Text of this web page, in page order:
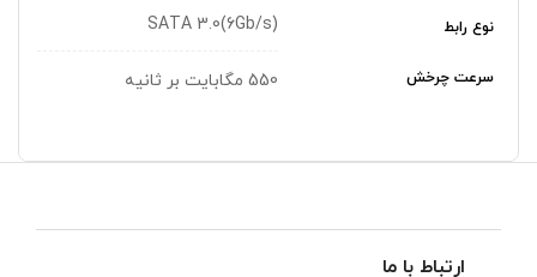
نوع رابط SATA 3.0(6Gb/s)
سرعت چرخش 550 مگابایت بر ثانیه
ارتباط با ما